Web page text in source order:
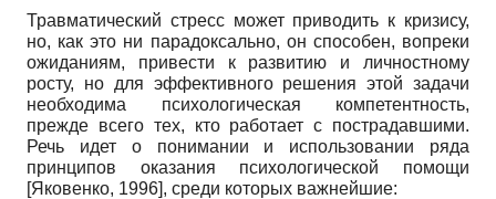
Травматический стресс может приводить к кризису,
но, как это ни парадоксально, он способен, вопреки
ожиданиям, привести к развитию и личностному
росту, но для эффективного решения этой задачи
необходима психологическая компетентность,
прежде всего тех, кто работает с пострадавшими.
Речь идет о понимании и использовании ряда
принципов оказания психологической помощи
[Яковенко, 1996], среди которых важнейшие: